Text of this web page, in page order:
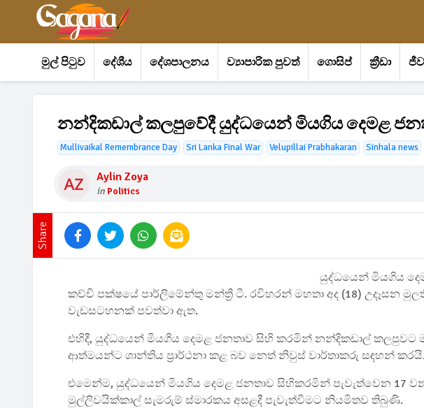
මුල් පිටුව දේශීය දේශපාලනය ව්‍යාපාරික පුවත් ගොසිප් ක්‍රීඩා
නන්දිකඩාල් කලපුවේදී යුද්ධයෙන් මියගිය දෙමළ
Mullivaikal Remembrance Day Sri Lanka Final War Velupillai Prabhakaran Sinhala news
Aylin Zoya
in Politics
Share
යුද්ධයෙන් මියගිය
කච්චි පක්ෂයේ පාර්ලිමේන්තු මන්ත්‍රී ටී. රවිහරන් මහතා අද (18) උදෑසන
වැඩසටහනක් පවත්වා ඇත.
එහිදී, යුද්ධයෙන් මියගිය දෙමළ ජනතාව සිහි කරමින් නන්දිකඩාල්
ආත්මයන්ට ශාන්තිය ප්‍රාර්ථනා කළ බව නෙත් නිවුස් වාර්තාකරු සඳහන් කරයි.
එමෙන්ම, යුද්ධයෙන් මියගිය දෙමළ ජනතාව සිහිකරමින් පැවැත්වෙන 17
මුල්ලිවයික්කාල් සැමරුම් ස්මාරකය අසළදී පැවැත්වීමට නියමිතව තිබුණි.